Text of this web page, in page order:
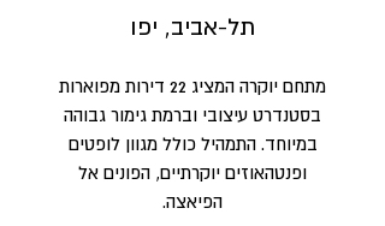
מתחם יוקרה המציג 22 דירות מפוארות
בסטנדרט עיצובי וברמת גימור גבוהה
במיוחד. התמהיל כולל מגוון לופטים
ופנטהאוזים יוקרתיים, הפונים אל
הפיאצה.
תל-אביב, יפו